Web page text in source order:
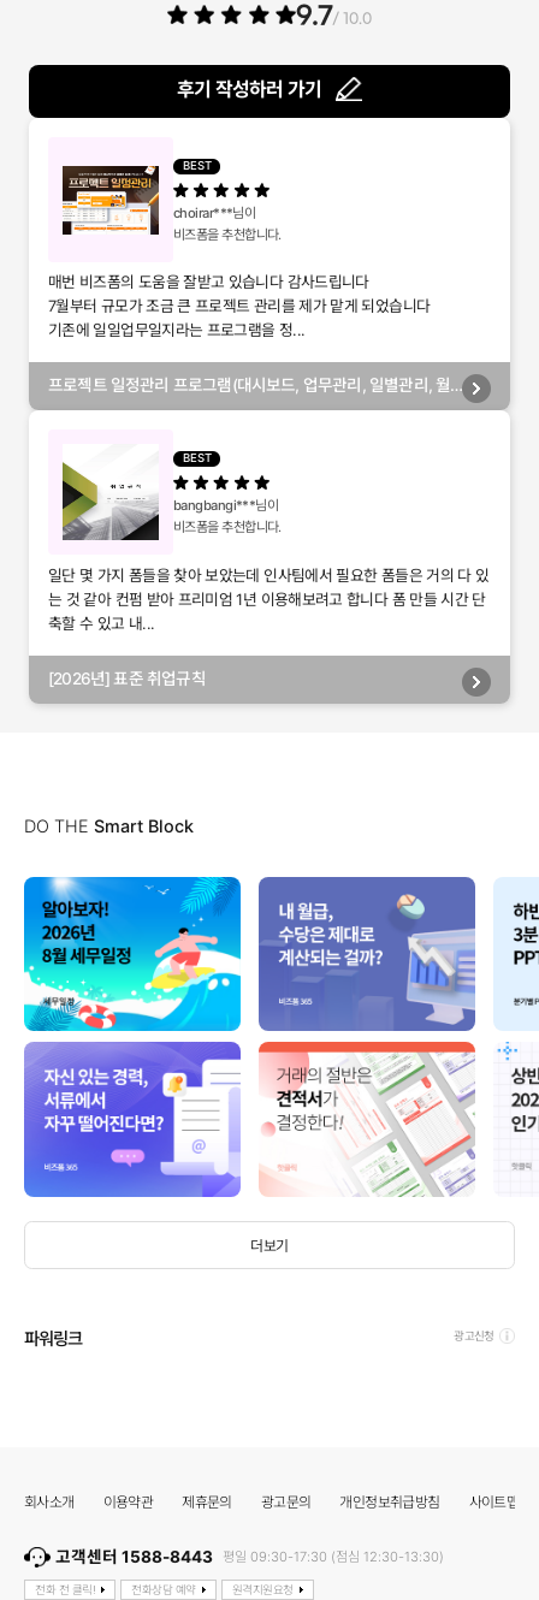
9.7/ 10.0
후기 작성하러 가기
BEST
choirar***님이
비즈폼을 추천합니다.
매번 비즈폼의 도움을 잘받고 있습니다 감사드립니다
7월부터 규모가 조금 큰 프로젝트 관리를 제가 맡게 되었습니다
기존에 일일업무일지라는 프로그램을 정...
프로젝트 일정관리 프로그램(대시보드, 업무관리, 일별관리, 월
BEST
bangbangi***님이
비즈폼을 추천합니다.
일단 몇 가지 폼들을 찾아 보았는데 인사팀에서 필요한 폼들은 거의 다 있
는 것 같아 컨펌 받아 프리미엄 1년 이용해보려고 합니다 폼 만들 시간 단
축할 수 있고 내...
[2026년] 표준 취업규칙
DO THE Smart Block
더보기
파워링크 광고신청
회사소개 이용약관 제휴문의 광고문의 개인정보취급방침 사이트맵
고객센터 1588-8443 평일 09:30-17:30 (점심 12:30-13:30)
전화 전 클릭! 전화상담 예약 원격지원요청